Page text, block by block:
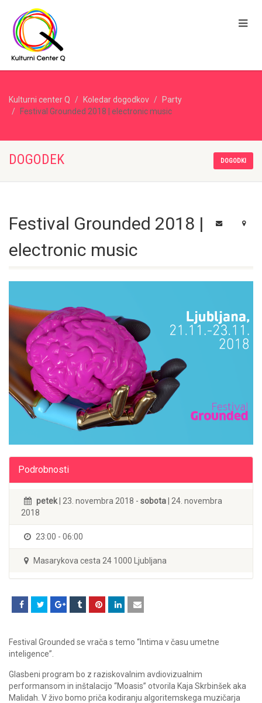
Kulturni center Q Koledar dogodkov
Party
Festival Grounded 2018 | electronic music
DOGODEK DOGODKI
Festival Grounded 2018 |
electronic music
Podrobnosti
petek | 23. novembra 2018 - sobota | 24. novembra
2018
23:00 - 06:00
Masarykova cesta 24 1000 Ljubljana
Festival Grounded se vrača s temo “Intima v času umetne
inteligence”.
Glasbeni program bo z raziskovalnim avdiovizualnim
performansom in inštalacijo “Moasis” otvorila Kaja Skrbinšek aka
Malidah. V živo bomo priča kodiranju algoritemskega muzičarja